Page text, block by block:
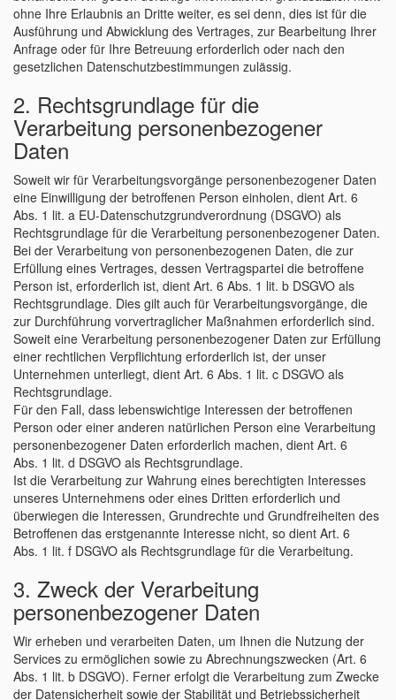
ohne Ihre Erlaubnis an Dritte weiter, es sei denn, dies ist für die
Ausführung und Abwicklung des Vertrages, zur Bearbeitung Ihrer
Anfrage oder für Ihre Betreuung erforderlich oder nach den
gesetzlichen Datenschutzbestimmungen zulässig.
2. Rechtsgrundlage für die
Verarbeitung personenbezogener
Daten
Soweit wir für Verarbeitungsvorgänge personenbezogener Daten
eine Einwilligung der betroffenen Person einholen, dient Art. 6
Abs. 1 lit. a EU-Datenschutzgrundverordnung (DSGVO) als
Rechtsgrundlage für die Verarbeitung personenbezogener Daten.
Bei der Verarbeitung von personenbezogenen Daten, die zur
Erfüllung eines Vertrages, dessen Vertragspartei die betroffene
Person ist, erforderlich ist, dient Art. 6 Abs. 1 lit. b DSGVO als
Rechtsgrundlage. Dies gilt auch für Verarbeitungsvorgänge, die
zur Durchführung vorvertraglicher Maßnahmen erforderlich sind.
Soweit eine Verarbeitung personenbezogener Daten zur Erfüllung
einer rechtlichen Verpflichtung erforderlich ist, der unser
Unternehmen unterliegt, dient Art. 6 Abs. 1 lit. c DSGVO als
Rechtsgrundlage.
Für den Fall, dass lebenswichtige Interessen der betroffenen
Person oder einer anderen natürlichen Person eine Verarbeitung
personenbezogener Daten erforderlich machen, dient Art. 6
Abs. 1 lit. d DSGVO als Rechtsgrundlage.
Ist die Verarbeitung zur Wahrung eines berechtigten Interesses
unseres Unternehmens oder eines Dritten erforderlich und
überwiegen die Interessen, Grundrechte und Grundfreiheiten des
Betroffenen das erstgenannte Interesse nicht, so dient Art. 6
Abs. 1 lit. f DSGVO als Rechtsgrundlage für die Verarbeitung.
3. Zweck der Verarbeitung
personenbezogener Daten
Wir erheben und verarbeiten Daten, um Ihnen die Nutzung der
Services zu ermöglichen sowie zu Abrechnungszwecken (Art. 6
Abs. 1 lit. b DSGVO). Ferner erfolgt die Verarbeitung zum Zwecke
der Datensicherheit sowie der Stabilität und Betriebssicherheit